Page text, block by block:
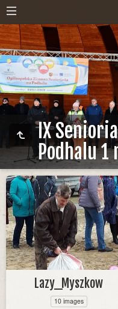
IX
Podhalu 1
Lazy_Myszkow
10 images